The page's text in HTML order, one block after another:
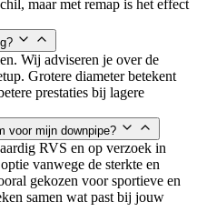
maar met remap is het effect
Wij adviseren je over de
Grotere diameter betekent
prestaties bij lagere
voor mijn downpipe?
RVS en op verzoek in
vanwege de sterkte en
gekozen voor sportieve en
samen wat past bij jouw